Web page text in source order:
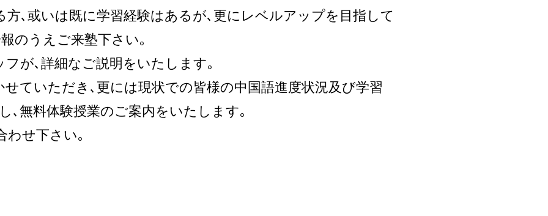
､或いは既に学習経験はあるが､更にレベルアップを目指して
うえご来塾下さい｡
フが､詳細なご説明をいたします｡
ていただき､更には現状での皆様の中国語進度状況及び学習
無料体験授業のご案内をいたします｡
せ下さい｡